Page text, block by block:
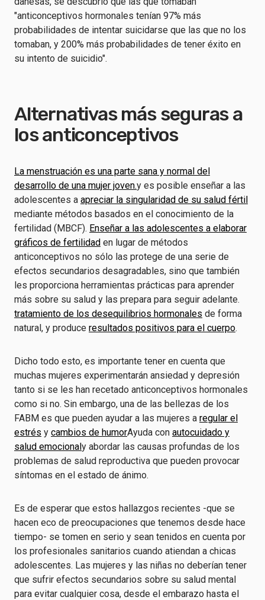
"anticonceptivos hormonales tenían 97% más
probabilidades de intentar suicidarse que las que no los
tomaban, y 200% más probabilidades de tener éxito en
su intento de suicidio".
Alternativas más seguras a
los anticonceptivos
La menstruación es una parte sana y normal del
desarrollo de una mujer joven.y es posible enseñar a las
adolescentes a apreciar la singularidad de su salud fértil
mediante métodos basados en el conocimiento de la
fertilidad (MBCF). Enseñar a las adolescentes a elaborar
gráficos de fertilidad en lugar de métodos
anticonceptivos no sólo las protege de una serie de
efectos secundarios desagradables, sino que también
les proporciona herramientas prácticas para aprender
más sobre su salud y las prepara para seguir adelante.
tratamiento de los desequilibrios hormonales de forma
natural, y produce resultados positivos para el cuerpo.
Dicho todo esto, es importante tener en cuenta que
muchas mujeres experimentarán ansiedad y depresión
tanto si se les han recetado anticonceptivos hormonales
como si no. Sin embargo, una de las bellezas de los
FABM es que pueden ayudar a las mujeres a regular el
estrés y cambios de humorAyuda con autocuidado y
salud emocionaly abordar las causas profundas de los
problemas de salud reproductiva que pueden provocar
síntomas en el estado de ánimo.
Es de esperar que estos hallazgos recientes -que se
hacen eco de preocupaciones que tenemos desde hace
tiempo- se tomen en serio y sean tenidos en cuenta por
los profesionales sanitarios cuando atiendan a chicas
adolescentes. Las mujeres y las niñas no deberían tener
que sufrir efectos secundarios sobre su salud mental
para evitar cualquier cosa, desde el embarazo hasta el